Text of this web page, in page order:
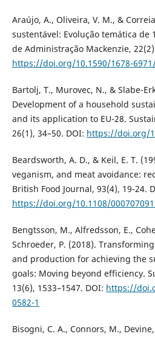
Araújo, A., Oliveira, V. M., &
sustentável: Evolução temática de
de Administração Mackenzie,
https://doi.org/10.1590/1678-6971/
Bartolj, T., Murovec, N., & Slabe-
Development of a household
and its application to EU-28.
26(1), 34–50. DOI: https://doi.org/
Beardsworth, A. D., & Keil, E. T.
veganism, and meat avoidance:
British Food Journal, 93(4), 19-24.
https://doi.org/10.1108/
Bengtsson, M., Alfredsson, E.,
Schroeder, P. (2018).
and production for achieving the
goals: Moving beyond efficiency.
13(6), 1533–1547. DOI: https://
0582-1
Bisogni, C. A., Connors, M.,